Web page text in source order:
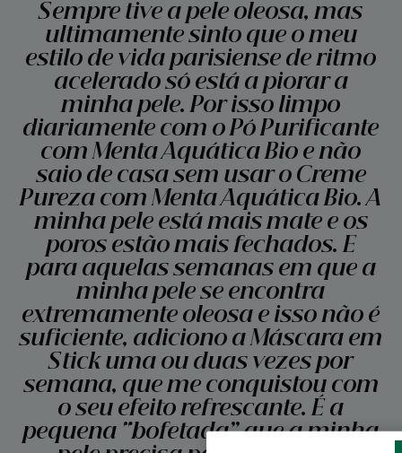
Sempre tive a pele oleosa, mas
ultimamente sinto que o meu
estilo de vida parisiense de ritmo
acelerado só está a piorar a
minha pele. Por isso limpo
diariamente com o Pó Purificante
com Menta Aquática Bio e não
saio de casa sem usar o Creme
Pureza com Menta Aquática Bio. A
minha pele está mais mate e os
poros estão mais fechados. E
para aquelas semanas em que a
minha pele se encontra
extremamente oleosa e isso não é
suficiente, adiciono a Máscara em
Stick uma ou duas vezes por
semana, que me conquistou com
o seu efeito refrescante. É a
pequena “bofetada” que a minha